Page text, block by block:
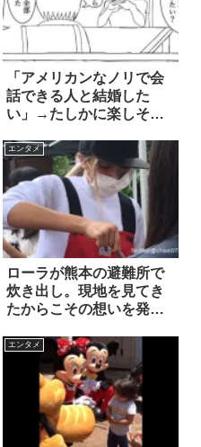
「アメリカンなノリで会
話できる人と結婚した
い」→たしかに楽しそう
エンタメ
ローラが熊本の避難所で
炊き出し。現地を見てき
たからこその想いを発信
エンタメ